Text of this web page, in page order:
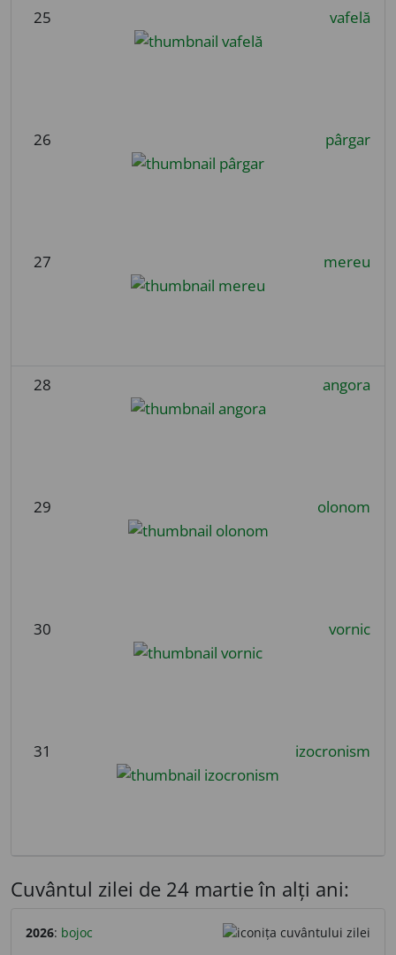
25 vafelă
26 pârgar
27 mereu
28 angora
29 olonom
30 vornic
31 izocronism
Cuvântul zilei de 24 martie în alți ani:
2026: bojoc